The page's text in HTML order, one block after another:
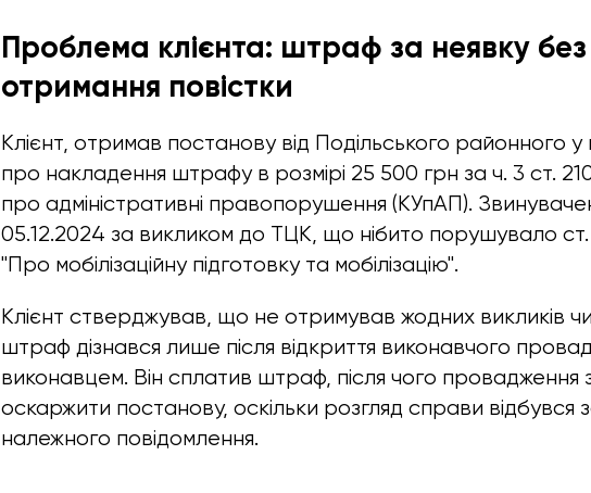
Проблема клієнта: штраф за неявку без
отримання повістки
Клієнт, отримав постанову від Подільського районного у
про накладення штрафу в розмірі 25 500 грн за ч. 3 ст.
про адміністративні правопорушення (КУпАП).
05.12.2024 за викликом до ТЦК, що нібито порушувало ст.
"Про мобілізаційну підготовку та мобілізацію".
Клієнт стверджував, що не отримував жодних викликів
штраф дізнався лише після відкриття виконавчого
виконавцем. Він сплатив штраф, після чого провадження
оскаржити постанову, оскільки розгляд справи відбувся
належного повідомлення.